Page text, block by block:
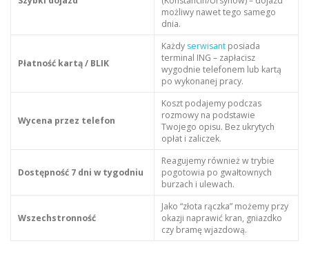
możliwy nawet tego samego
dnia.
Płatność kartą / BLIK
Każdy serwisantposiada
terminal ING – zapłacisz
wygodnie telefonem lub kartą
po wykonanej pracy.
Wycena przez telefon
Koszt podajemy podczas
rozmowy na podstawie
Twojego opisu. Bez ukrytych
opłat i zaliczek.
Dostępność 7 dni w tygodniu
Reagujemy również w trybie
pogotowia po gwałtownych
burzach i ulewach.
Wszechstronność
Jako “złota rączka” możemy przy
okazji naprawić kran, gniazdko
czy bramę wjazdową.